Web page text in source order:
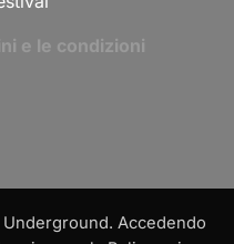
e le condizioni
Accedendo